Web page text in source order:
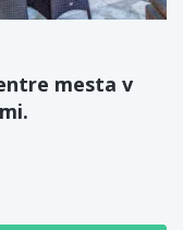
mesta v